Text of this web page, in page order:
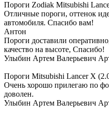
Пороги Zodiak Mitsubishi
Отличные пороги, оттенок
автомобиля. Спасибо вам!
Антон
Пороги доставили
качество на высоте, Спасибо!
Улыбин Артем Валерьевич
Пороги Mitsubishi Lancer X
Очень хорошо прилегаю по
доволен.
Улыбин Артем Валерьевич